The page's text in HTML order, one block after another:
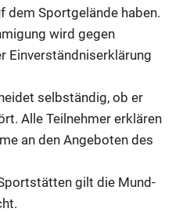
dem Sportgelände haben.
wird gegen
Einverständniserklärung
selbständig, ob er
Alle Teilnehmer erklären
an den Angeboten des
gilt die Mund-